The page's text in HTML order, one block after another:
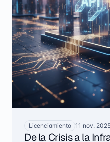
Licenciamiento 11 nov. 2025
De la Crisis a la